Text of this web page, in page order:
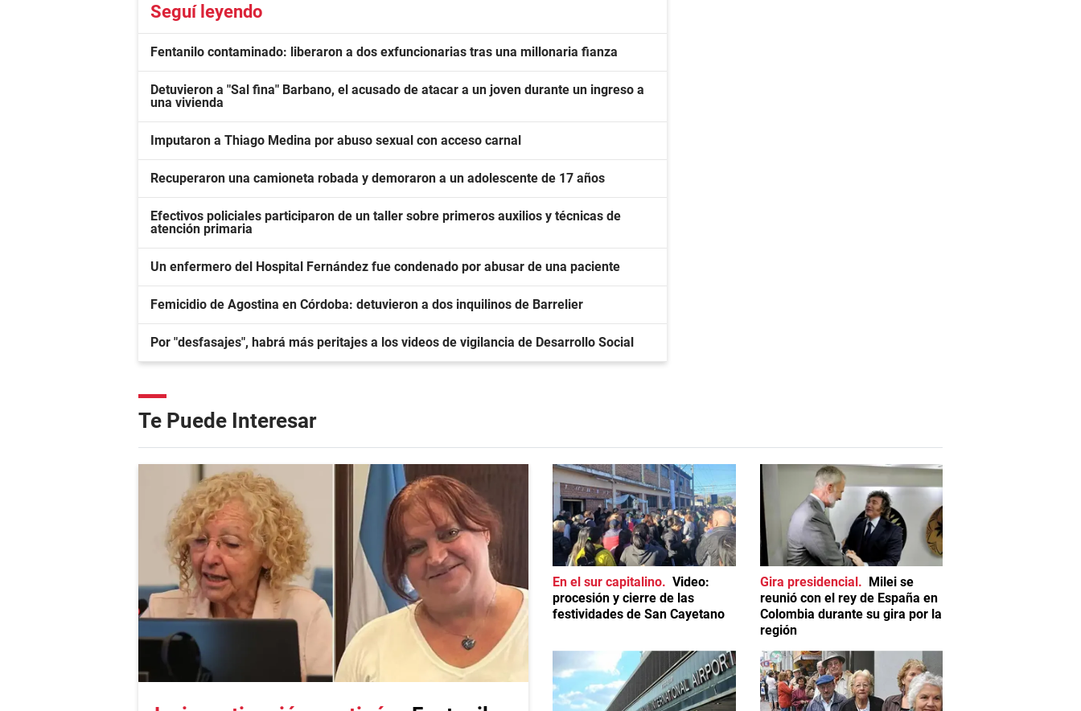
Seguí leyendo
Fentanilo contaminado: liberaron a dos exfuncionarias tras una millonaria fianza
Detuvieron a "Sal fina" Barbano, el acusado de atacar a un joven durante un ingreso a
una vivienda
Imputaron a Thiago Medina por abuso sexual con acceso carnal
Recuperaron una camioneta robada y demoraron a un adolescente de 17 años
Efectivos policiales participaron de un taller sobre primeros auxilios y técnicas de
atención primaria
Un enfermero del Hospital Fernández fue condenado por abusar de una paciente
Femicidio de Agostina en Córdoba: detuvieron a dos inquilinos de Barrelier
Por "desfasajes", habrá más peritajes a los videos de vigilancia de Desarrollo Social
Te Puede Interesar
En el sur capitalino
Video:
procesión y cierre de las
festividades de San Cayetano
Gira presidencial
Milei se
reunió con el rey de España en
Colombia durante su gira por la
región